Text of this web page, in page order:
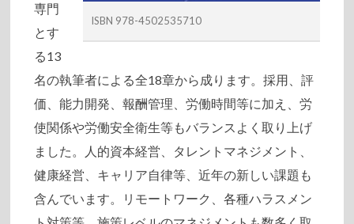
ISBN 978-4502535710
専門
とす
る13
名の執筆者による全18章から成ります。採用、評
価、能力開発、報酬管理、労働時間等に加え、労
使関係や労働安全衛生等もバランスよく取り上げ
ました。人的資本経営、タレントマネジメント、
健康経営、キャリア自律等、近年の新しい課題も
含んでいます。リモートワーク、各種ハラスメン